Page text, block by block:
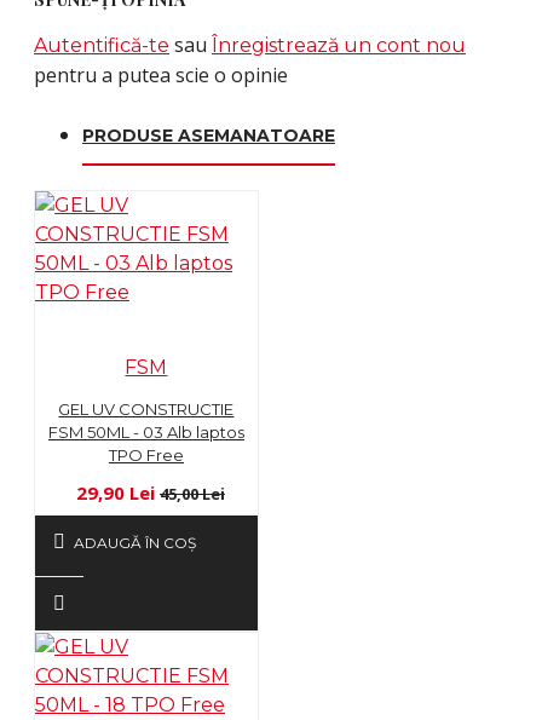
Autentifică-te sau Înregistrează un cont nou
pentru a putea scie o opinie
PRODUSE ASEMANATOARE
FSM
GEL UV CONSTRUCTIE
FSM 50ML - 03 Alb laptos
TPO Free
29,90 Lei 45,00 Lei
ADAUGĂ ÎN COŞ